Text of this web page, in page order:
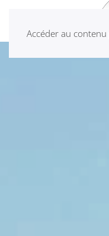
Accéder au